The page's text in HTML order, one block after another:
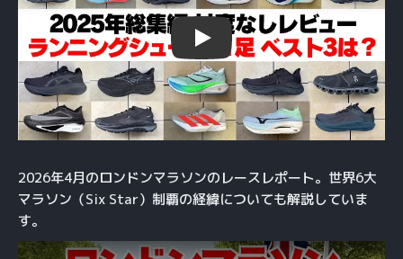
Play
2026年4月のロンドンマラソンのレースレポート。世界6大
マラソン（Six Star）制覇の経緯についても解説していま
す。